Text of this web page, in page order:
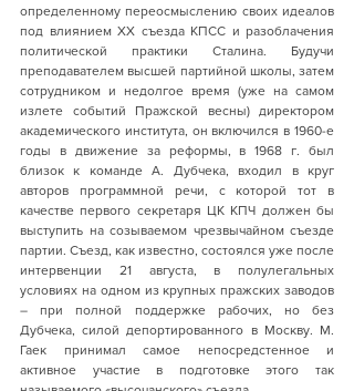
определенному переосмыслению своих идеалов
под влиянием XX съезда КПСС и разоблачения
политической практики Сталина. Будучи
преподавателем высшей партийной школы, затем
сотрудником и недолгое время (уже на самом
излете событий Пражской весны) директором
академического института, он включился в 1960-е
годы в движение за реформы, в 1968 г. был
близок к команде А. Дубчека, входил в круг
авторов программной речи, с которой тот в
качестве первого секретаря ЦК КПЧ должен бы
выступить на созываемом чрезвычайном съезде
партии. Съезд, как известно, состоялся уже после
интервенции 21 августа, в полулегальных
условиях на одном из крупных пражских заводов
– при полной поддержке рабочих, но без
Дубчека, силой депортированного в Москву. М.
Гаек принимал самое непосредстенное и
активное участие в подготовке этого так